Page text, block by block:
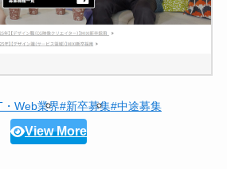
・Web業界#新卒募集#中途募集
View More